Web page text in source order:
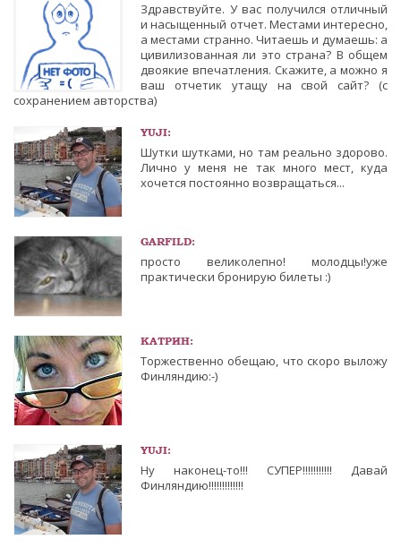
Здравствуйте. У вас получился отличный
и насыщенный отчет. Местами интересно,
а местами странно. Читаешь и думаешь: а
цивилизованная ли это страна? В общем
двоякие впечатления. Скажите, а можно я
ваш отчетик утащу на свой сайт? (с
сохранением авторства)
YUJI:
Шутки шутками, но там реально здорово.
Лично у меня не так много мест, куда
хочется постоянно возвращаться...
GARFILD:
просто великолепно! молодцы!уже
практически бронирую билеты :)
КАТРИН:
Торжественно обещаю, что скоро выложу
Финляндию:-)
YUJI:
Ну наконец-то!!! СУПЕР!!!!!!!!!!! Давай
Финляндию!!!!!!!!!!!!!